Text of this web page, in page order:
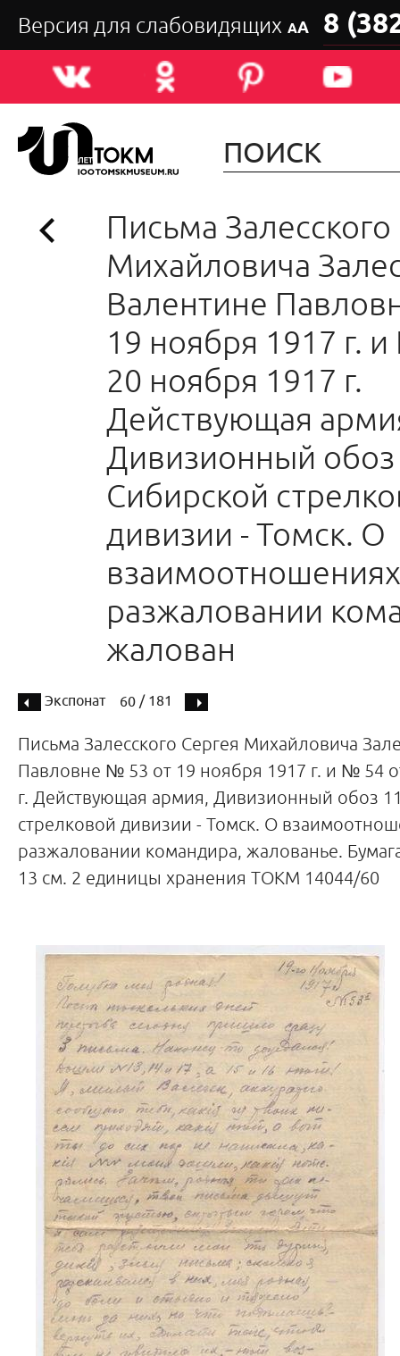
Версия для слабовидящих АА 8
Письма
Михайловича
Валентине
19 ноября 1917 г.
20 ноября 1917 г.
Действующая
Дивизионный обоз
Сибирской
дивизии - Томск. О
разжаловании
жалован
Экспонат 60 / 181
Письма Залесского Сергея Михайловича
Павловне № 53 от 19 ноября 1917 г. и № 54
г. Действующая армия, Дивизионный обоз
стрелковой дивизии - Томск. О
разжаловании командира, жалованье.
13 см. 2 единицы хранения ТОКМ 14044/60